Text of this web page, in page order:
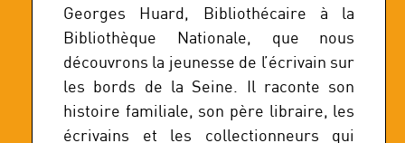
Georges Huard, Bibliothécaire à la
Bibliothèque Nationale, que nous
découvrons la jeunesse de l’écrivain sur
les bords de la Seine. Il raconte son
histoire familiale, son père libraire, les
écrivains et les collectionneurs qui